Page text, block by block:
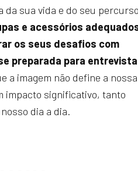
da sua vida e do seu percurso
e acessórios
os seus desafios com
preparada para
a imagem não define a nossa
impacto significativo, tanto
dia a dia.